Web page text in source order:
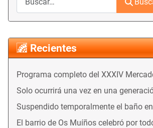
Recientes
Programa completo del XXXIV
Solo ocurrirá una vez en una
Suspendido temporalmente el baño
El barrio de Os Muíños celebró por